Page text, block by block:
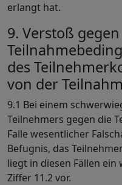
erlangt hat.
9. Verstoß gegen
des
von der
9.1 Bei einem
Teilnehmers gegen die
Falle wesentlicher
Befugnis, das
liegt in diesen Fällen
Ziffer 11.2 vor.